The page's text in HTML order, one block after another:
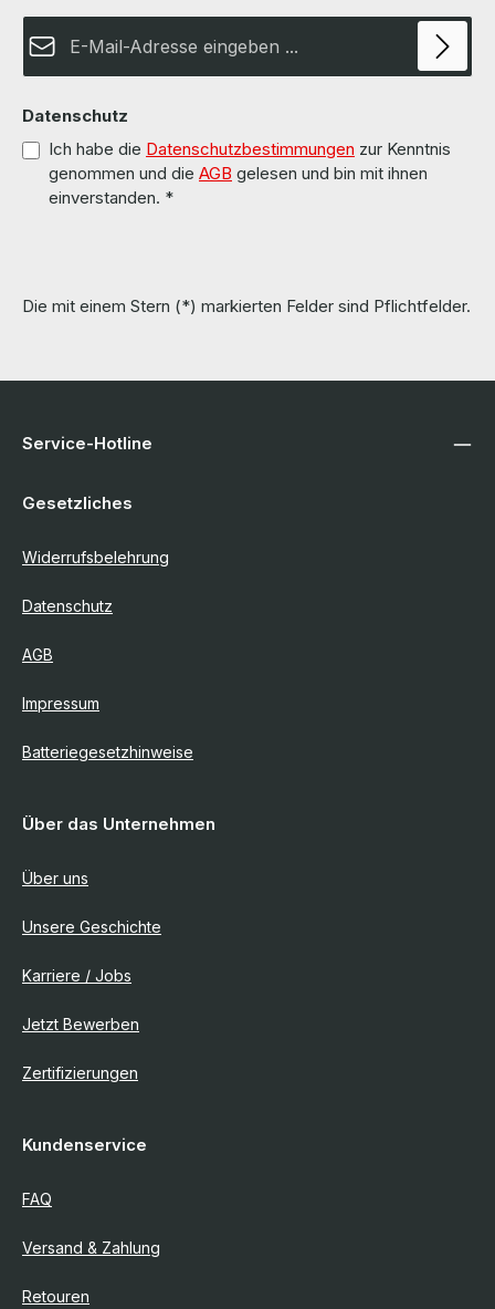
Datenschutz
Ich habe die Datenschutzbestimmungen zur Kenntnis
genommen und die AGB gelesen und bin mit ihnen
einverstanden. *
Die mit einem Stern (*) markierten Felder sind Pflichtfelder.
Service-Hotline
Gesetzliches
Widerrufsbelehrung
Datenschutz
AGB
Impressum
Batteriegesetzhinweise
Über das Unternehmen
Über uns
Unsere Geschichte
Karriere / Jobs
Jetzt Bewerben
Zertifizierungen
Kundenservice
FAQ
Versand & Zahlung
Retouren